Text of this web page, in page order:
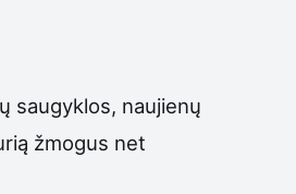
saugyklos, naujienų
žmogus net